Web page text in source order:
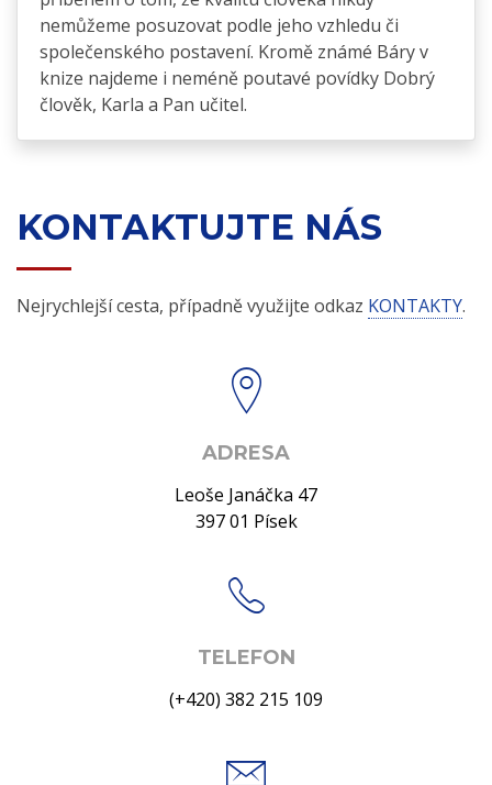
nemůžeme posuzovat podle jeho vzhledu či
společenského postavení. Kromě známé Báry v
knize najdeme i neméně poutavé povídky Dobrý
člověk, Karla a Pan učitel.
KONTAKTUJTE NÁS
Nejrychlejší cesta, případně využijte odkaz KONTAKTY.
ADRESA
Leoše Janáčka 47
397 01 Písek
TELEFON
(+420) 382 215 109